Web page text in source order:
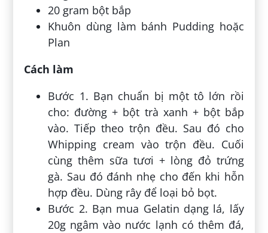
20 gram bột bắp
Khuôn dùng làm bánh Pudding hoặc
Plan
Cách làm
Bước 1. Bạn chuẩn bị một tô lớn rồi
cho: đường + bột trà xanh + bột bắp
vào. Tiếp theo trộn đều. Sau đó cho
Whipping cream vào trộn đều. Cuối
cùng thêm sữa tươi + lòng đỏ trứng
gà. Sau đó đánh nhẹ cho đến khi hỗn
hợp đều. Dùng rây để loại bỏ bọt.
Bước 2. Bạn mua Gelatin dạng lá, lấy
20g ngâm vào nước lạnh có thêm đá,